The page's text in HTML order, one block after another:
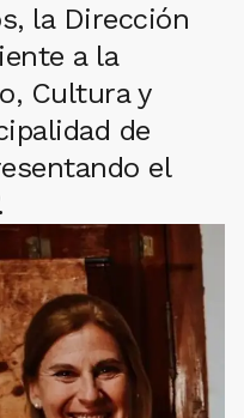
la Dirección
a la
Cultura y
de
el